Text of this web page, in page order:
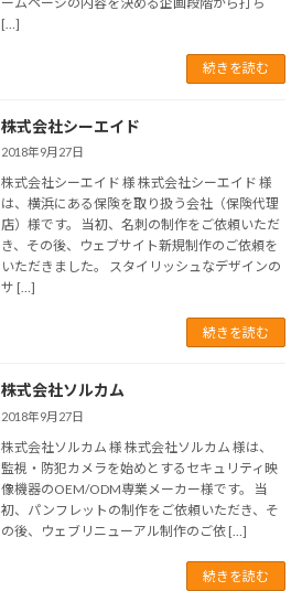
[…]
続きを読む
株式会社シーエイド
2018年9月27日
株式会社シーエイド 様 株式会社シーエイド 様
は、横浜にある保険を取り扱う会社（保険代理
店）様です。 当初、名刺の制作をご依頼いただ
き、その後、ウェブサイト新規制作のご依頼を
いただきました。 スタイリッシュなデザインの
サ […]
続きを読む
株式会社ソルカム
2018年9月27日
株式会社ソルカム 様 株式会社ソルカム 様は、
監視・防犯カメラを始めとするセキュリティ映
像機器のOEM/ODM専業メーカー様です。 当
初、パンフレットの制作をご依頼いただき、そ
の後、ウェブリニューアル制作のご依 […]
続きを読む